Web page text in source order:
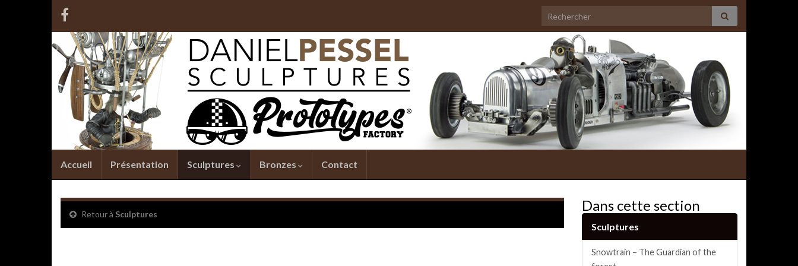
Search for:
Accueil Présentation Sculptures Bronzes Contact
Retour à Sculptures
Dans cette section
Sculptures
Snowtrain – The Guardian of the